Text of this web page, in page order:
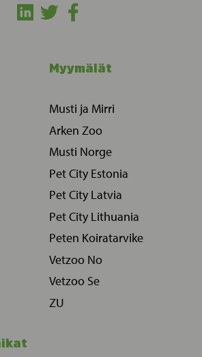
Myymälät
Musti ja Mirri
Arken Zoo
Musti Norge
Pet City Estonia
Pet City Latvia
Pet City Lithuania
Peten Koiratarvike
Vetzoo No
Vetzoo Se
ZU